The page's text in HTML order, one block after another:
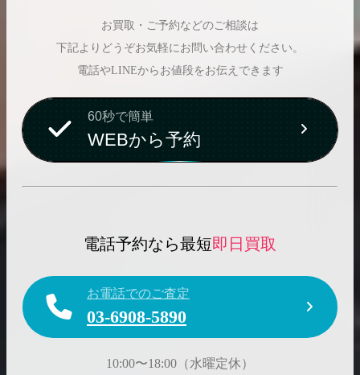
お買取・ご予約などのご相談は
下記よりどうぞお気軽にお問い合わせください。
電話やLINEからお値段をお伝えできます
60秒で簡単
WEBから予約
電話予約なら最短即日買取
お電話でのご査定
03-6908-5890
10:00〜18:00（水曜定休）